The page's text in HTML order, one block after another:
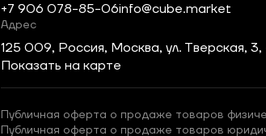
+7 906 078-85-06info@cube.market
Адрес
125 009, Россия, Москва, ул. Тверская,
Показать на карте
Публичная оферта о продаже товаров
Публичная оферта о продаже товаров